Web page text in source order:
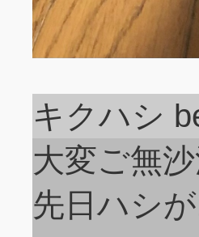
キクハシ
大変ご無
先日ハシ